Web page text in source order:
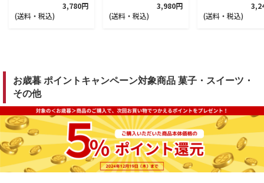
3,780円
(送料・税込)
3,980円
(送料・税込)
(送料・税込)
お歳暮 ポイントキャンペーン対象商品 菓子・スイーツ・
その他